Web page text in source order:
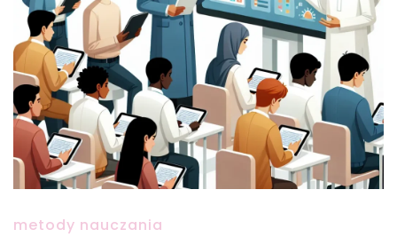
metody nauczania